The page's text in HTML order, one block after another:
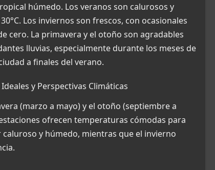
húmedo. Los veranos son calurosos y
Los inviernos son frescos, con ocasionales
cero. La primavera y el otoño son agradables
lluvias, especialmente durante los meses de
a finales del verano.
y Perspectivas Climáticas
(marzo a mayo) y el otoño (septiembre a
ofrecen temperaturas cómodas para
y húmedo, mientras que el invierno